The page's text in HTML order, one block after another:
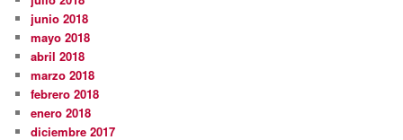
junio 2018
mayo 2018
abril 2018
marzo 2018
febrero 2018
enero 2018
diciembre 2017